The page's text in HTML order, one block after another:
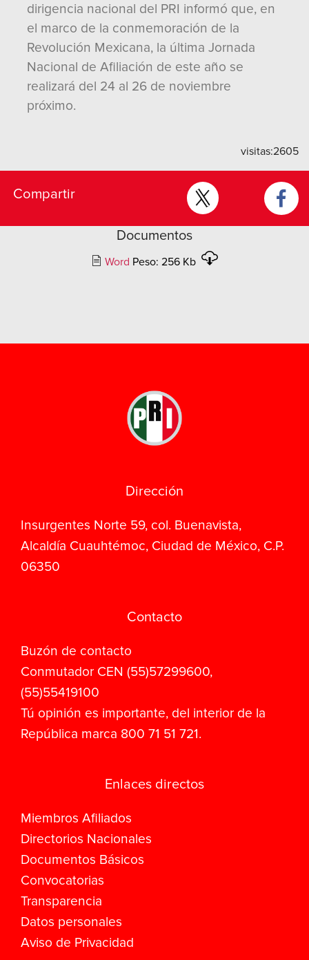
dirigencia nacional del PRI informó que, en
el marco de la conmemoración de la
Revolución Mexicana, la última Jornada
Nacional de Afiliación de este año se
realizará del 24 al 26 de noviembre
próximo.
visitas:2605
Compartir
Documentos
Word Peso: 256 Kb
Dirección
Insurgentes Norte 59, col. Buenavista,
Alcaldía Cuauhtémoc, Ciudad de México, C.P.
06350
Contacto
Buzón de contacto
Conmutador CEN (55)57299600,
(55)55419100
Tú opinión es importante, del interior de la
República marca 800 71 51 721.
Enlaces directos
Miembros Afiliados
Directorios Nacionales
Documentos Básicos
Convocatorias
Transparencia
Datos personales
Aviso de Privacidad